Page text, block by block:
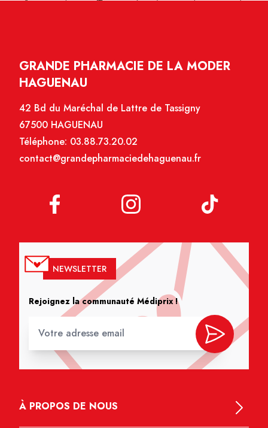
GRANDE PHARMACIE DE LA MODER
HAGUENAU
42 Bd du Maréchal de Lattre de Tassigny
67500 HAGUENAU
Téléphone: 03.88.73.20.02
contact@grandepharmaciedehaguenau.fr
NEWSLETTER
Rejoignez la communauté Médiprix !
À PROPOS DE NOUS